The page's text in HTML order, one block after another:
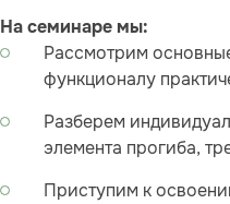
На семинаре мы:
Рассмотрим
функционалу
Разберем
элемента прогиба,
Приступим к